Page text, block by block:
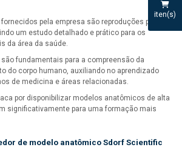
iten(s)
pela empresa são reproduções precisas
um estudo detalhado e prático para os
da área da saúde.
fundamentais para a compreensão da
do corpo humano, auxiliando no aprendizado
de medicina e áreas relacionadas.
por disponibilizar modelos anatômicos de alta
significativamente para uma formação mais
de modelo anatômicoSdorf Scientific